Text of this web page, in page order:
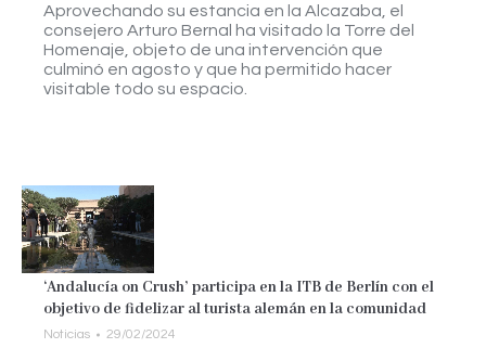
Aprovechando su estancia en la Alcazaba, el
consejero Arturo Bernal ha visitado la Torre del
Homenaje, objeto de una intervención que
culminó en agosto y que ha permitido hacer
visitable todo su espacio.
‘Andalucía on Crush’ participa en la ITB de Berlín con el
objetivo de fidelizar al turista alemán en la comunidad
Noticias 29/02/2024